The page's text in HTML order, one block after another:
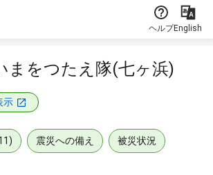
ヘルプEnglish
まをつたえ隊(七ヶ浜)
示
震災への備え 被災状況